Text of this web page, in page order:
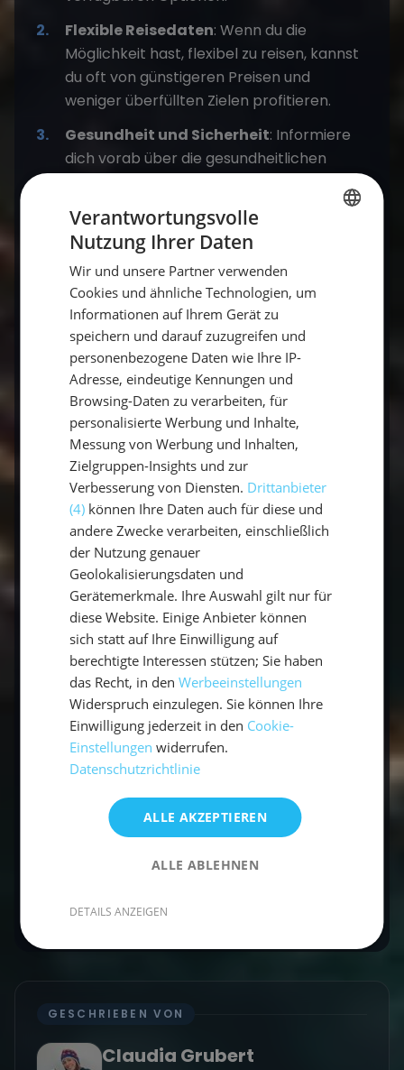
Flexible Reisedaten: Wenn du die
Möglichkeit hast, flexibel zu reisen, kannst
du oft von günstigeren Preisen und
weniger überfüllten Zielen profitieren.
Gesundheit und Sicherheit: Informiere
dich vorab über die gesundheitlichen
Möglicherweise sind Impfungen oder eine
Reiseversicherung erforderlich, die du
rechtzeitig organisieren solltest.
Digitale Nomadenfreundliche Orte
Wenn du während deines Langzeiturlaubs
arbeiten möchtest, wähle ein Ziel, das gute
Internetverbindungen und Coworking-
Spaces bietet. So kannst du bequem
arbeiten und gleichzeitig deine Reise
genießen.
Packen für einen längeren Aufenthalt
Da du länger unterwegs bist, ist es wichtig,
entsprechend zu packen. Denke an alles,
was du für den Alltag benötigst, aber auch
an spezielle Ausrüstungen, wie zum
Beispiel für einen Segeltörn.
Fazit: Langzeiturlaub für Körper und Geist
Ein Langzeiturlaub ist die perfekte Möglichkeit,
dem Alltag zu entfliehen und neue
Erfahrungen zu sammeln. Ob du nun eine
entspannte Zeit an einem exotischen Ort
verbringst oder bei einem Segeltörn die Welt
erkundest – die Vorteile eines längeren
Urlaubs sind vielfältig. Wenn du dich gut
vorbereitest und das richtige Ziel für deinen
Langzeiturlaub auswählst, wird diese Auszeit zu
GESCHRIEBEN VON
Claudia Grubert
Verantwortungsvolle
Nutzung Ihrer Daten
Wir und unsere Partner verwenden
Cookies und ähnliche Technologien, um
Informationen auf Ihrem Gerät zu
speichern und darauf zuzugreifen und
personenbezogene Daten wie Ihre IP-
Adresse, eindeutige Kennungen und
Browsing-Daten zu verarbeiten, für
personalisierte Werbung und Inhalte,
Messung von Werbung und Inhalten,
Zielgruppen-Insights und zur
Verbesserung von Diensten. Drittanbieter
(4) können Ihre Daten auch für diese und
andere Zwecke verarbeiten, einschließlich
der Nutzung genauer
Geolokalisierungsdaten und
Gerätemerkmale. Ihre Auswahl gilt nur für
diese Website. Einige Anbieter können
sich statt auf Ihre Einwilligung auf
berechtigte Interessen stützen; Sie haben
das Recht, in denWerbeeinstellungen
Widerspruch einzulegen. Sie können Ihre
Einwilligung jederzeit in den Cookie-
Einstellungen widerrufen.
Datenschutzrichtlinie
ALLE AKZEPTIEREN
ALLE ABLEHNEN
DETAILS ANZEIGEN